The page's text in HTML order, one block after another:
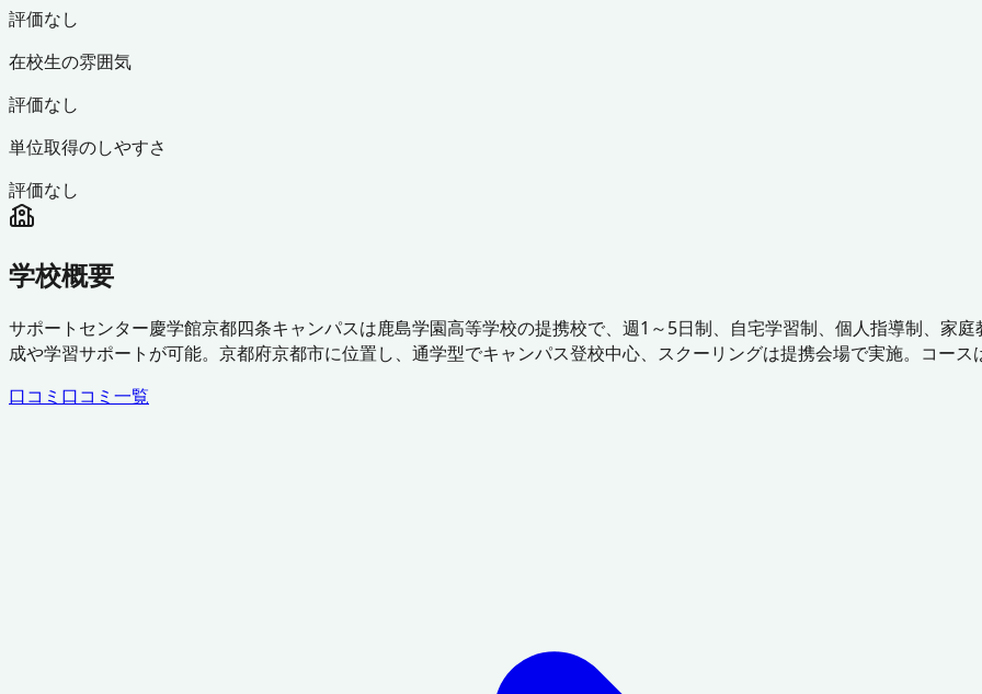
評価なし
在校生の雰囲気
評価なし
単位取得のしやすさ
評価なし
学校概要
サポートセンター慶学館京都四条キャンパスは鹿島学園高等学校の提携校で、週1～5日制、自宅学習制、個人指導制、家
成や学習サポートが可能。京都府京都市に位置し、通学型でキャンパス登校中心、スクーリングは提携会場で実施。コース
口コミ 口コミ一覧